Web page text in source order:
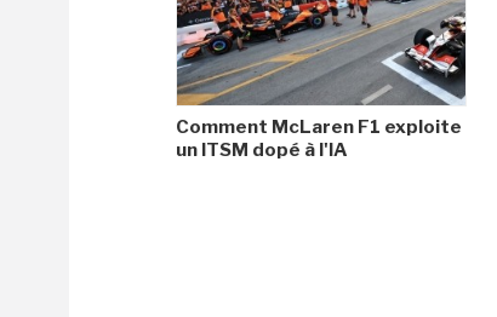
Comment McLaren F1 exploite
un ITSM dopé à l'IA